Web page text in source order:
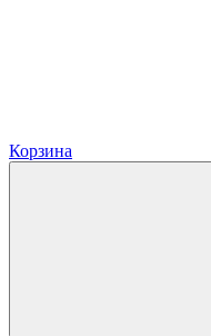
Корзина